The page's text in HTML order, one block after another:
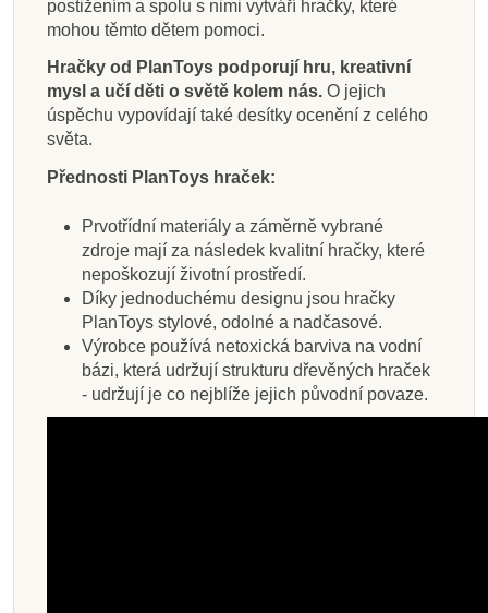
postižením a spolu s nimi vytváří hračky, které
mohou těmto dětem pomoci.
Hračky od PlanToys podporují hru, kreativní
mysl a učí děti o světě kolem nás. O jejich
úspěchu vypovídají také desítky ocenění z celého
světa.
Přednosti PlanToys hraček:
Prvotřídní materiály a záměrně vybrané
zdroje mají za následek kvalitní hračky, které
nepoškozují životní prostředí.
Díky jednoduchému designu jsou hračky
PlanToys stylové, odolné a nadčasové.
Výrobce používá netoxická barviva na vodní
bázi, která udržují strukturu dřevěných hraček
- udržují je co nejblíže jejich původní povaze.